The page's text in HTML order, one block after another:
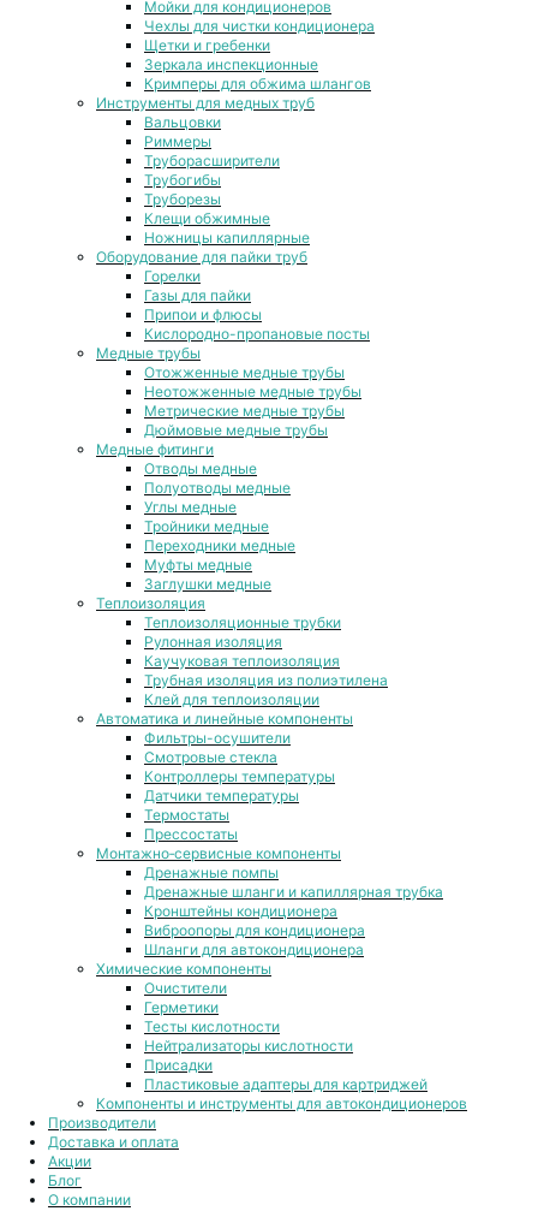
Мойки для кондиционеров
Чехлы для чистки кондиционера
Щетки и гребенки
Зеркала инспекционные
Кримперы для обжима шлангов
Инструменты для медных труб
Вальцовки
Риммеры
Труборасширители
Трубогибы
Труборезы
Клещи обжимные
Ножницы капиллярные
Оборудование для пайки труб
Горелки
Газы для пайки
Припои и флюсы
Кислородно-пропановые посты
Медные трубы
Отожженные медные трубы
Неотожженные медные трубы
Метрические медные трубы
Дюймовые медные трубы
Медные фитинги
Отводы медные
Полуотводы медные
Углы медные
Тройники медные
Переходники медные
Муфты медные
Заглушки медные
Теплоизоляция
Теплоизоляционные трубки
Рулонная изоляция
Каучуковая теплоизоляция
Трубная изоляция из полиэтилена
Клей для теплоизоляции
Автоматика и линейные компоненты
Фильтры-осушители
Смотровые стекла
Контроллеры температуры
Датчики температуры
Термостаты
Прессостаты
Монтажно‑сервисные компоненты
Дренажные помпы
Дренажные шланги и капиллярная трубка
Кронштейны кондиционера
Виброопоры для кондиционера
Шланги для автокондиционера
Химические компоненты
Очистители
Герметики
Тесты кислотности
Нейтрализаторы кислотности
Присадки
Пластиковые адаптеры для картриджей
Компоненты и инструменты для автокондиционеров
Производители
Доставка и оплата
Акции
Блог
О компании